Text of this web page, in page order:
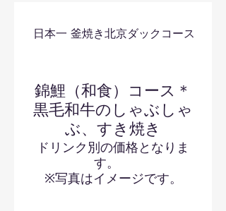
日本一 釜焼き北京ダックコース
錦鯉（和食）コース＊
黒毛和牛のしゃぶしゃ
ぶ、すき焼き
ドリンク別の価格となりま
す。
※写真はイメージです。